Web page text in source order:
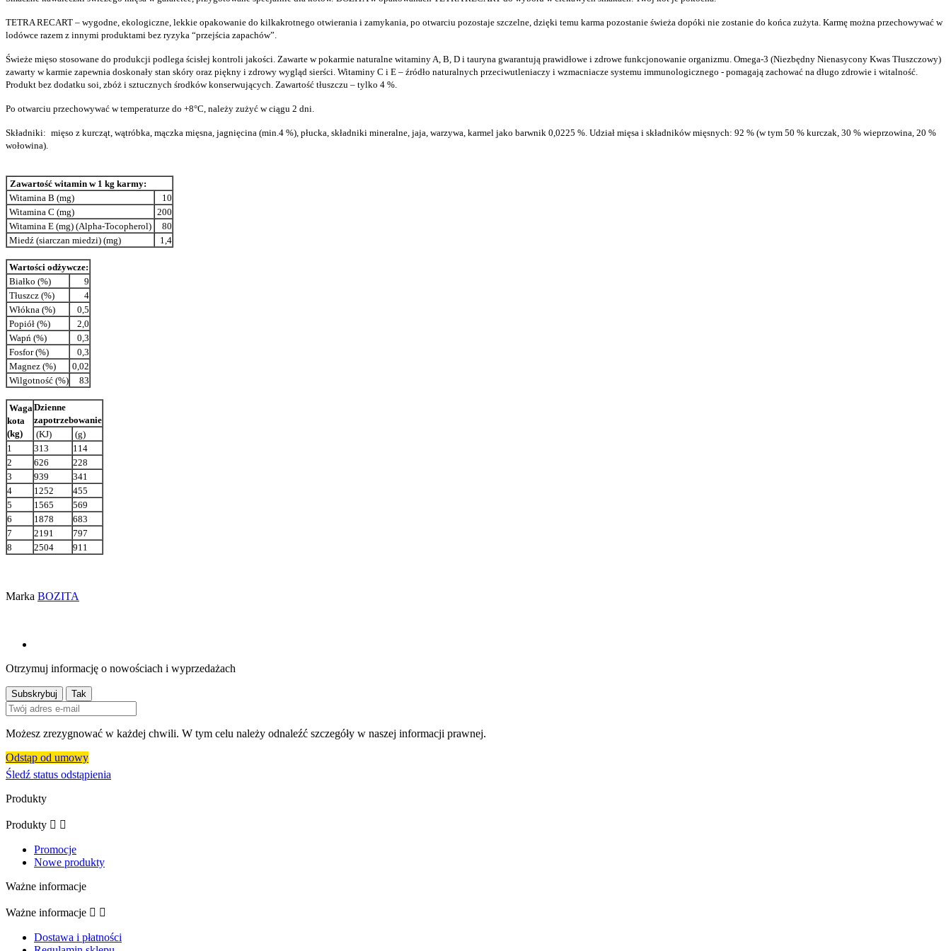
TETRA RECART – wygodne, ekologiczne, lekkie opakowanie do kilkakrotnego otwierania i zamykania, po otwarciu pozostaje szczelne, dzięki temu karma pozostanie świeża dopóki nie zostanie do końca zużyta. Karmę można przechowywać w
lodówce razem z innymi produktami bez ryzyka “przejścia zapachów”.
Świeże mięso stosowane do produkcji podlega ścisłej kontroli jakości. Zawarte w pokarmie naturalne witaminy A, B, D i tauryna gwarantują prawidłowe i zdrowe funkcjonowanie organizmu. Omega-3 (Niezbędny Nienasycony Kwas Tłuszczowy)
zawarty w karmie zapewnia doskonały stan skóry oraz piękny i zdrowy wygląd sierści. Witaminy C i E – źródło naturalnych przeciwutleniaczy i wzmacniacze systemu immunologicznego - pomagają zachować na długo zdrowie i witalność.
Produkt bez dodatku soi, zbóż i sztucznych środków konserwujących. Zawartość tłuszczu – tylko 4 %.
Po otwarciu przechowywać w temperaturze do +8°C, należy zużyć w ciągu 2 dni.
Składniki: mięso z kurcząt, wątróbka, mączka mięsna, jagnięcina (min.4 %), płucka, składniki mineralne, jaja, warzywa, karmel jako barwnik 0,0225 %. Udział mięsa i składników mięsnych: 92 % (w tym 50 % kurczak, 30 % wieprzowina, 20 %
wołowina).
Zawartość witamin w 1 kg karmy:
Witamina B (mg)
10
Witamina C (mg)
200
Witamina E (mg) (Alpha-Tocopherol)
80
Miedź (siarczan miedzi) (mg)
1,4
Wartości odżywcze:
Białko (%)
9
Tłuszcz (%)
4
Włókna (%)
0,5
Popiół (%)
2,0
Wapń (%)
0,3
Fosfor (%)
0,3
Magnez (%)
0,02
Wilgotność (%)
83
Waga
kota
(kg)
Dzienne
zapotrzebowanie
(KJ)
(g)
1
313
114
2
626
228
3
939
341
4
1252
455
5
1565
569
6
1878
683
7
2191
797
8
2504 911
Marka BOZITA
Otrzymuj informację o nowościach i wyprzedażach
Możesz zrezygnować w każdej chwili. W tym celu należy odnaleźć szczegóły w naszej informacji prawnej.
Odstąp od umowy
Śledź status odstąpienia
Produkty
Produkty  
Promocje
Nowe produkty
Ważne informacje
Ważne informacje  
Dostawa i płatności